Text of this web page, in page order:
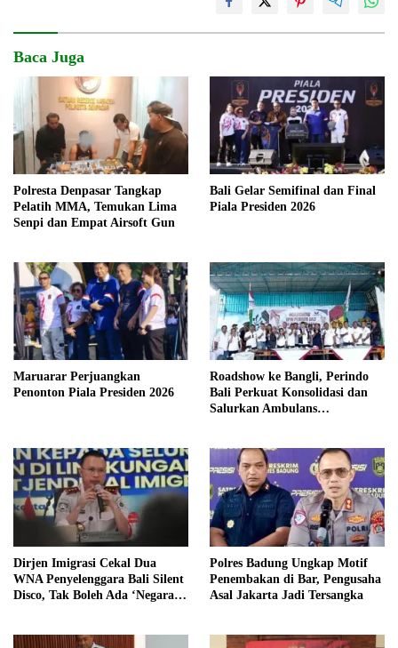
Baca Juga
Polresta Denpasar Tangkap
Pelatih MMA, Temukan Lima
Senpi dan Empat Airsoft Gun
Bali Gelar Semifinal dan Final
Piala Presiden 2026
Maruarar Perjuangkan
Penonton Piala Presiden 2026
Roadshow ke Bangli, Perindo
Bali Perkuat Konsolidasi dan
Salurkan Ambulans
Dirjen Imigrasi Cekal Dua
WNA Penyelenggara Bali Silent
Disco, Tak Boleh Ada ‘Negara
Polres Badung Ungkap Motif
Penembakan di Bar, Pengusaha
Asal Jakarta Jadi Tersangka